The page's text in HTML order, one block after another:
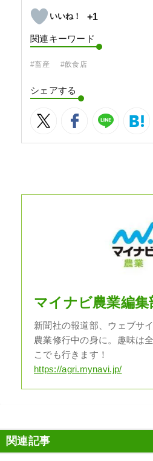
+1
関連キーワード
#畜産 #飲食店
シェアする
マイナビ農業編集
新聞社の報道部、ウェブサ
農業修行中の身に。趣味は
こでも行きます！
https://agri.mynavi.jp/
関連記事